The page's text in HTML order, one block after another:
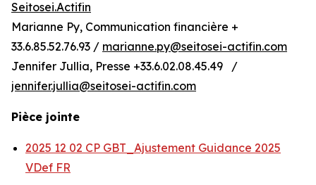
Seitosei.Actifin
Marianne Py, Communication financière +
33.6.85.52.76.93 / marianne.py@seitosei-actifin.com
Jennifer Jullia, Presse +33.6.02.08.45.49 /
jennifer.jullia@seitosei-actifin.com
Pièce jointe
2025 12 02 CP GBT_Ajustement Guidance 2025
VDef FR